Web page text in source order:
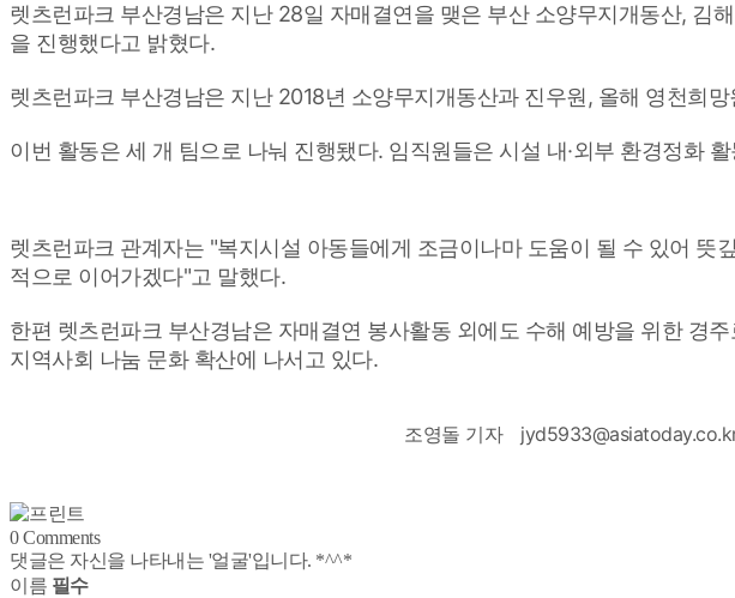
렛츠런파크 부산경남은 지난 28일 자매결연을 맺은 부산 소양무지개동산, 김
을 진행했다고 밝혔다.
렛츠런파크 부산경남은 지난 2018년 소양무지개동산과 진우원, 올해 영천희
이번 활동은 세 개 팀으로 나눠 진행됐다. 임직원들은 시설 내·외부 환경정화
렛츠런파크 관계자는 "복지시설 아동들에게 조금이나마 도움이 될 수 있어
적으로 이어가겠다"고 말했다.
한편 렛츠런파크 부산경남은 자매결연 봉사활동 외에도 수해 예방을 위한 경
지역사회 나눔 문화 확산에 나서고 있다.
조영돌 기자
0Comments
댓글은 자신을 나타내는 '얼굴'입니다. *^^*
이름 필수